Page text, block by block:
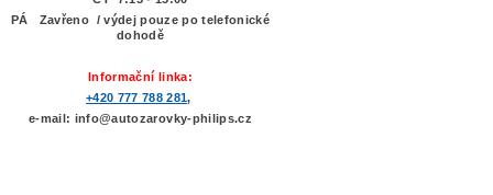
PÁ Zavřeno / výdej pouze po telefonické
dohodě
Informační linka:
+420 777 788 281,
e-mail: info@autozarovky-philips.cz